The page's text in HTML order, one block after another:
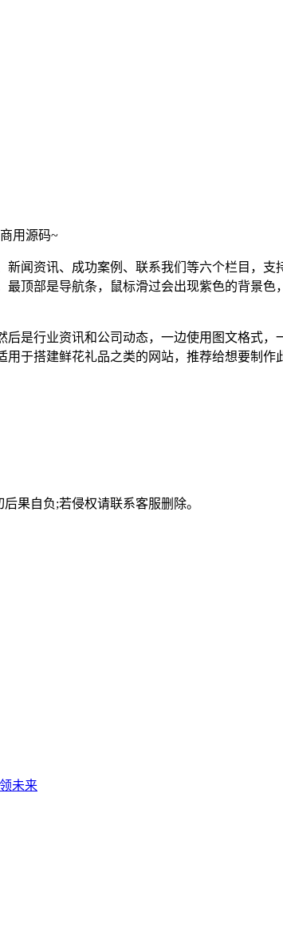
用源码~
闻资讯、成功案例、联系我们等六个栏目，
顶部是导航条，鼠标滑过会出现紫色的背景
是行业资讯和公司动态，一边使用图文格式
于搭建鲜花礼品之类的网站，推荐给想要制
果自负;若侵权请联系客服删除。
未来